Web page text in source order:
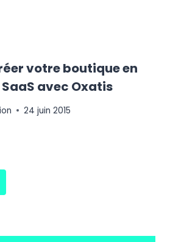
votre boutique en
avec Oxatis
24 juin 2015